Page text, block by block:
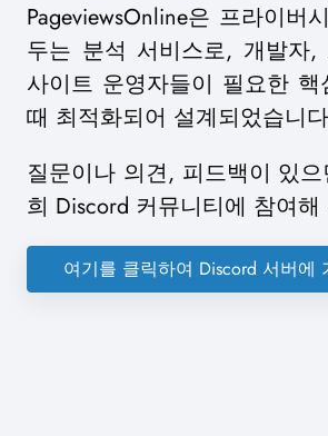
PageviewsOnline은 프라이버
두는 분석 서비스로, 개발자,
사이트 운영자들이 필요한
때 최적화되어 설계되었습니
질문이나 의견, 피드백이 있
희 Discord 커뮤니티에 참여해
여기를 클릭하여 Discord 서버에